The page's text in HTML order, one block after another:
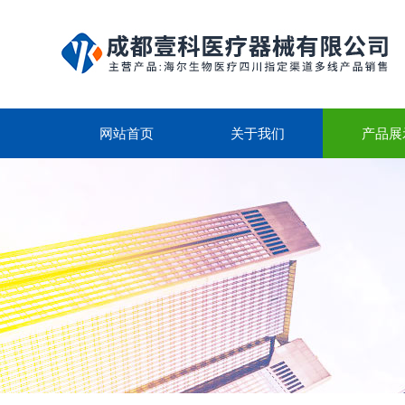
网站首页 关于我们 产品